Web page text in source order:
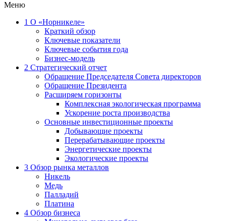
Меню
1 О «Норникеле»
Краткий обзор
Ключевые показатели
Ключевые события года
Бизнес-модель
2 Стратегический отчет
Обращение Председателя Совета директоров
Обращение Президента
Расширяем горизонты
Комплексная экологическая программа
Ускорение роста производства
Основные инвестиционные проекты
Добывающие проекты
Перерабатывающие проекты
Энергетические проекты
Экологические проекты
3 Обзор рынка металлов
Никель
Медь
Палладий
Платина
4 Обзор бизнеса